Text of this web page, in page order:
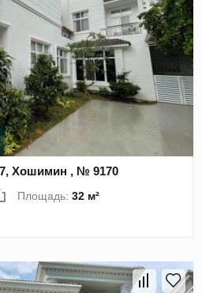
Хошимин , № 9170
Площадь:32 м²